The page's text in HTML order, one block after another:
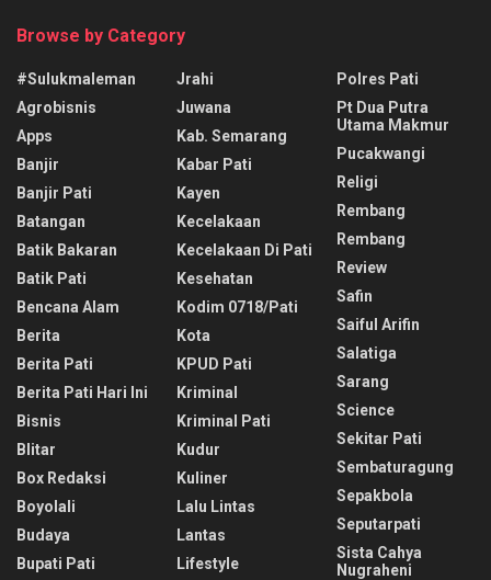
Browse by Category
#sulukmaleman
Agrobisnis
Apps
Banjir
Banjir Pati
Batangan
Batik Bakaran
Batik Pati
Bencana Alam
Berita
Berita Pati
Berita Pati Hari Ini
Bisnis
Blitar
Box Redaksi
Boyolali
Budaya
Bupati Pati
Jrahi
Juwana
Kab. Semarang
Kabar Pati
Kayen
Kecelakaan
Kecelakaan Di Pati
Kesehatan
Kodim 0718/pati
Kota
KPUD Pati
Kriminal
Kriminal Pati
Kudur
Kuliner
Lalu Lintas
Lantas
Lifestyle
Polres Pati
Pt Dua Putra
Utama Makmur
Pucakwangi
Religi
Rembang
Rembang
Review
Safin
Saiful Arifin
Salatiga
Sarang
Science
Sekitar Pati
Sembaturagung
Sepakbola
Seputarpati
Sista Cahya
Nugraheni